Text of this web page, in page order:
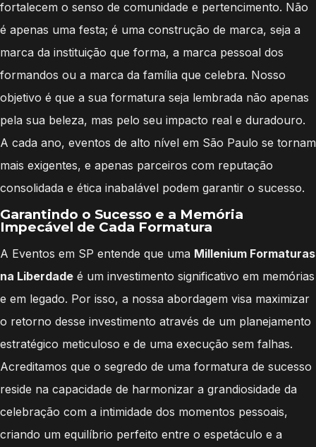
fortalecem o senso de comunidade e pertencimento. Não
é apenas uma festa; é uma construção de marca, seja a
marca da instituição que forma, a marca pessoal dos
formandos ou a marca da família que celebra. Nosso
objetivo é que a sua formatura seja lembrada não apenas
pela sua beleza, mas pelo seu impacto real e duradouro.
A cada ano, eventos de alto nível em São Paulo se tornam
mais exigentes, e apenas parceiros com reputação
consolidada e ética inabalável podem garantir o sucesso.
Garantindo o Sucesso e a Memória
Impecável de Cada Formatura
A Eventos em SP entende que uma Millenium Formaturas
na Liberdade é um investimento significativo em memórias
e em legado. Por isso, a nossa abordagem visa maximizar
o retorno desse investimento através de um planejamento
estratégico meticuloso e de uma execução sem falhas.
Acreditamos que o segredo de uma formatura de sucesso
reside na capacidade de harmonizar a grandiosidade da
celebração com a intimidade dos momentos pessoais,
criando um equilíbrio perfeito entre o espetáculo e a